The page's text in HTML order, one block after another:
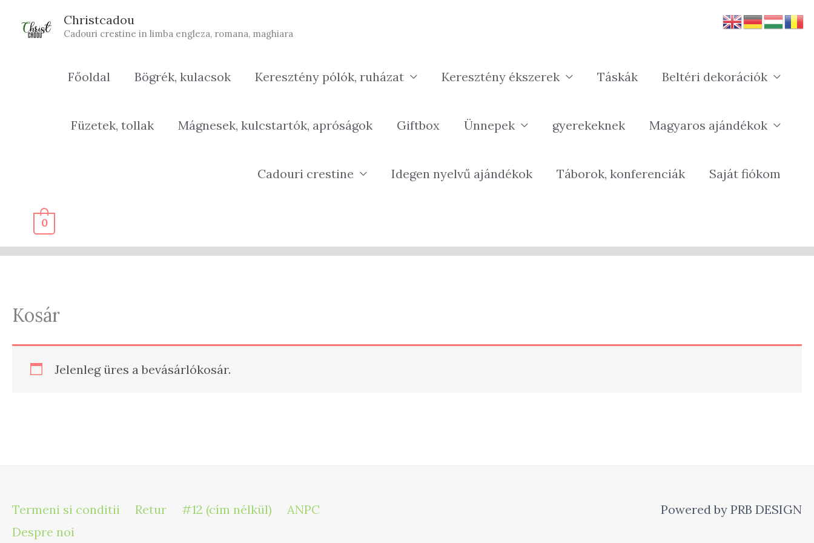
Christcadou
Cadouri crestine in limba engleza, romana, maghiara
Főoldal Bögrék, kulacsok Keresztény pólók, ruházat Keresztény ékszerek Táskák Beltéri dekorációk
Füzetek, tollak Mágnesek, kulcstartók, apróságok Giftbox Ünnepek gyerekeknek Magyaros ajándékok
Cadouri crestine Idegen nyelvű ajándékok Táborok, konferenciák Saját fiókom
0
Kosár
Jelenleg üres a bevásárlókosár.
Termeni si conditii Retur #12 (cím nélkül)
ANPC
Despre noi
Powered by PRB DESIGN